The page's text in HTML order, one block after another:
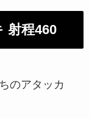
射程460
のアタッカ